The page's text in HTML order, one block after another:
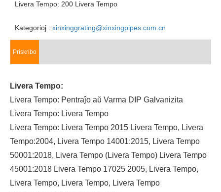
Livera Tempo: 200 Livera Tempo
Kategorioj : xinxinggrating@xinxingpipes.com.cn
Priskribo
Livera Tempo:
Livera Tempo: Pentraĵo aŭ Varma DIP Galvanizita
Livera Tempo: Livera Tempo
Livera Tempo: Livera Tempo 2015 Livera Tempo, Livera
Tempo:2004, Livera Tempo 14001:2015, Livera Tempo
50001:2018, Livera Tempo (Livera Tempo) Livera Tempo
45001:2018 Livera Tempo 17025 2005, Livera Tempo,
Livera Tempo, Livera Tempo, Livera Tempo